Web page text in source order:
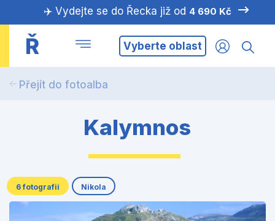
✈️ Vydejte se do Řecka již od 4 690 Kč
Ř Vyberte oblast
Přejít do fotoalba
Kalymnos
6 fotografií Nikola